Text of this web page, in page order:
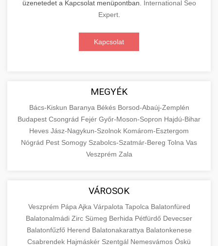
üzenetedet a Kapcsolat menüpontban. International Seo
Expert.
Kapcsolat
MEGYÉK
Bács-Kiskun Baranya Békés Borsod-Abaúj-Zemplén
Budapest Csongrád Fejér Győr-Moson-Sopron Hajdú-Bihar
Heves Jász-Nagykun-Szolnok Komárom-Esztergom
Nógrád Pest Somogy Szabolcs-Szatmár-Bereg Tolna Vas
Veszprém Zala
VÁROSOK
Veszprém Pápa Ajka Várpalota Tapolca Balatonfüred
Balatonalmádi Zirc Sümeg Berhida Pétfürdő Devecser
Balatonfűzfő Herend Balatonakarattya Balatonkenese
Csabrendek Hajmáskér Szentgál Nemesvámos Öskü